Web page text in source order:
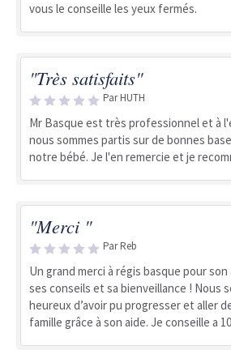
vous le conseille les yeux fermés.
"Très satisfaits"
Par HUTH
Mr Basque est très professionnel et à
nous sommes partis sur de bonnes
notre bébé. Je l'en remercie et je
"Merci "
Par Reb
Un grand merci à régis basque pour
ses conseils et sa bienveillance ! Nous
heureux d’avoir pu progresser et aller
famille grâce à son aide. Je conseille a